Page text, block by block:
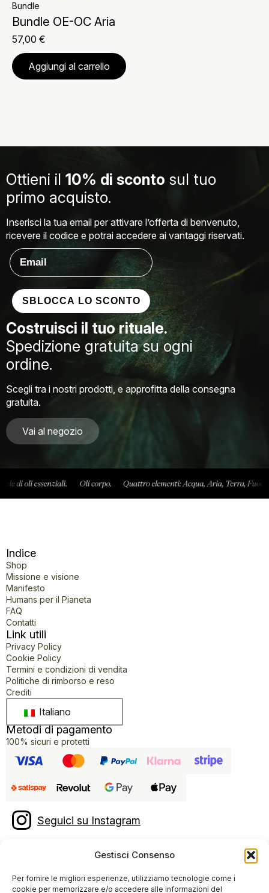
Gestisci Consenso
Per fornire le migliori esperienze, utilizziamo tecnologie come i
cookie per memorizzare e/o accedere alle informazioni del
Bundle
Bundle OE-OC Aria
57,00 €
Aggiungi al carrello
Ottieni il 10% di sconto sul tuo
primo acquisto.
Inserisci la tua email per attivare l’offerta di benvenuto,
ricevere il codice e potrai accedere ai vantaggi riservati.
Email
SBLOCCA LO SCONTO
Costruisci il tuo rituale.
Spedizione gratuita su ogni
ordine.
Scegli tra i nostri prodotti, e approfitta della consegna
gratuita.
Vai al negozio
Indice
Shop
Missione e visione
Manifesto
Humans per il Pianeta
FAQ
Contatti
Link utili
Privacy Policy
Cookie Policy
Termini e condizioni di vendita
Politiche di rimborso e reso
Crediti
Italiano
Metodi di pagamento
100% sicuri e protetti
Seguici su Instagram